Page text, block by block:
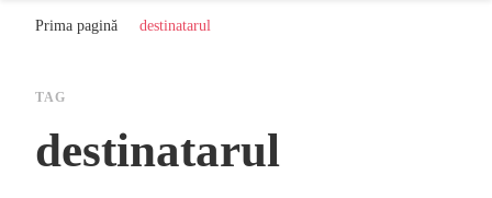
Prima pagină destinatarul
TAG
destinatarul